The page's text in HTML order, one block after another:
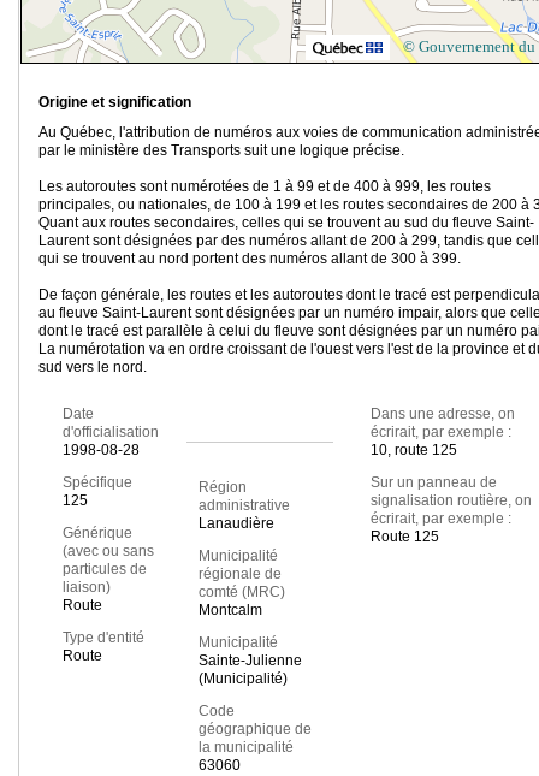
© Gouvernement du
Origine et signification
Au Québec, l'attribution de numéros aux voies de communication
par le ministère des Transports suit une logique précise.
Les autoroutes sont numérotées de 1 à 99 et de 400 à 999, les routes
principales, ou nationales, de 100 à 199 et les routes secondaires de 200 à
Quant aux routes secondaires, celles qui se trouvent au sud du fleuve Saint-
Laurent sont désignées par des numéros allant de 200 à 299, tandis que
qui se trouvent au nord portent des numéros allant de 300 à 399.
De façon générale, les routes et les autoroutes dont le tracé est
au fleuve Saint-Laurent sont désignées par un numéro impair, alors que
dont le tracé est parallèle à celui du fleuve sont désignées par un numéro
La numérotation va en ordre croissant de l'ouest vers l'est de la province et
sud vers le nord.
Date
d'officialisation
1998-08-28
Spécifique
125
Générique
(avec ou sans
particules de
liaison)
Route
Type d'entité
Route
Région
administrative
Lanaudière
Municipalité
régionale de
comté (MRC)
Montcalm
Municipalité
Sainte-Julienne
(Municipalité)
Code
géographique de
la municipalité
63060
Dans une adresse, on
écrirait, par exemple :
10, route 125
Sur un panneau de
signalisation routière, on
écrirait, par exemple :
Route 125